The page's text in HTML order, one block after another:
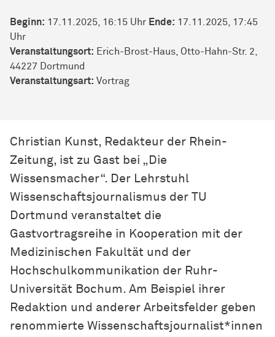
Beginn: 17.11.2025, 16:15 Uhr Ende: 17.11.2025, 17:45
Uhr
Veranstaltungsort: Erich-Brost-Haus, Otto-Hahn-Str. 2,
44227 Dortmund
Veran­stal­tungs­art: Vortrag
Christian Kunst, Redakteur der Rhein-
Zeitung, ist zu Gast bei „Die
Wissensmacher“. Der Lehrstuhl
Wissenschaftsjournalismus der TU
Dortmund veranstaltet die
Gastvortragsreihe in Kooperation mit der
Medizinischen Fakultät und der
Hochschulkommunikation der Ruhr-
Universität Bochum. Am Beispiel ihrer
Redaktion und anderer Arbeitsfelder geben
renommierte Wissenschaftsjournalist*innen